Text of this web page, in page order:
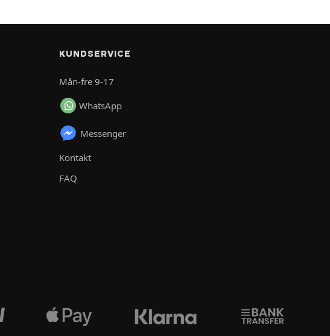
KUNDSERVICE
Mån-fre 9-17
WhatsApp
Messenger
Kontakt
FAQ